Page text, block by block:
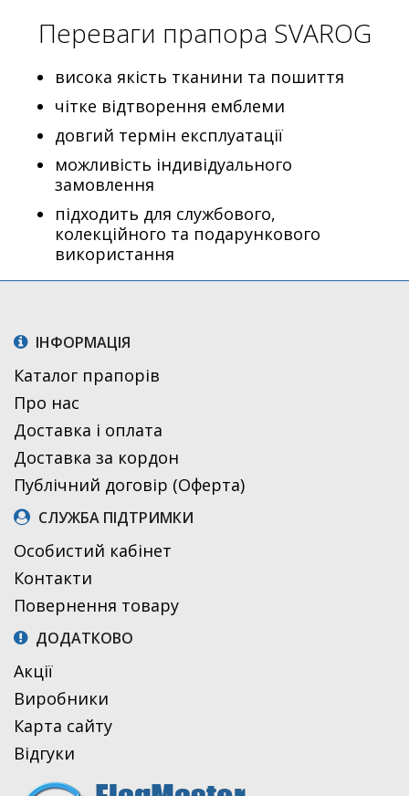
Переваги прапора SVAROG
висока якість тканини та пошиття
чітке відтворення емблеми
довгий термін експлуатації
можливість індивідуального
замовлення
підходить для службового,
колекційного та подарункового
використання
ІНФОРМАЦІЯ
Каталог прапорів
Про нас
Доставка і оплата
Доставка за кордон
Публічний договір (Оферта)
СЛУЖБА ПІДТРИМКИ
Особистий кабінет
Контакти
Повернення товару
ДОДАТКОВО
Акції
Виробники
Карта сайту
Відгуки